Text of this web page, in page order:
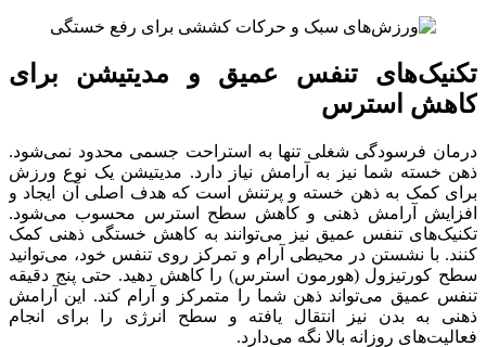
تکنیک‌های تنفس عمیق و مدیتیشن برای
کاهش استرس
درمان فرسودگی شغلی تنها به استراحت جسمی محدود نمی‌شود.
ذهن خسته شما نیز به آرامش نیاز دارد. مدیتیشن یک نوع ورزش
برای کمک به ذهن خسته و پرتنش است که هدف اصلی آن ایجاد و
افزایش آرامش ذهنی و کاهش سطح استرس محسوب می‌شود.
تکنیک‌های تنفس عمیق نیز می‌توانند به کاهش خستگی ذهنی کمک
کنند. با نشستن در محیطی آرام و تمرکز روی تنفس خود، می‌توانید
سطح کورتیزول (هورمون استرس) را کاهش دهید. حتی پنج دقیقه
تنفس عمیق می‌تواند ذهن شما را متمرکز و آرام کند. این آرامش
ذهنی به بدن نیز انتقال یافته و سطح انرژی را برای انجام
فعالیت‌های روزانه بالا نگه می‌دارد.